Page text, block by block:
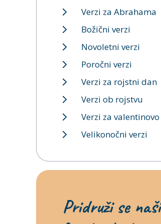
Verzi za Abrahama
Božični verzi
Novoletni verzi
Poročni verzi
Verzi za rojstni dan
Verzi ob rojstvu
Verzi za valentinovo
Velikonočni verzi
Pridruži se naši